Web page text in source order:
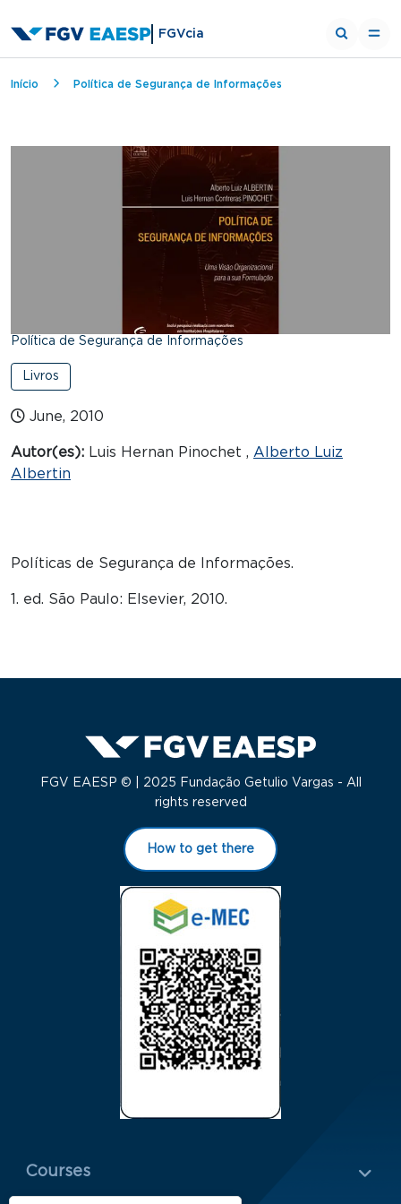
FGVcia
Breadcrumb
Início Política de Segurança de Informações
Política de Segurança de Informações
Livros
June, 2010
Autor(es): Luis Hernan Pinochet , Alberto Luiz
Albertin
Políticas de Segurança de Informações.
1. ed. São Paulo: Elsevier, 2010.
FGV EAESP © | 2025 Fundação Getulio Vargas - All
rights reserved
How to get there
Menu Rodapé 1
Courses